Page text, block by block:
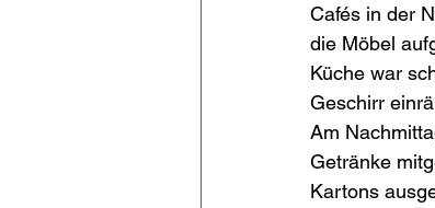
Cafés in der
die Möbel
Küche war
Geschirr
Am
Getränke
Kartons